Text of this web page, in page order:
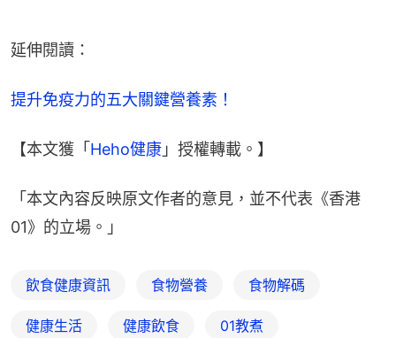
延伸閱讀：
提升免疫力的五大關鍵營養素！
【本文獲「Heho健康 」授權轉載。】
「本文內容反映原文作者的意見，並不代表《香港
01》的立場。」
飲食健康資訊 食物營養 食物解碼
健康生活 健康飲食 01教煮